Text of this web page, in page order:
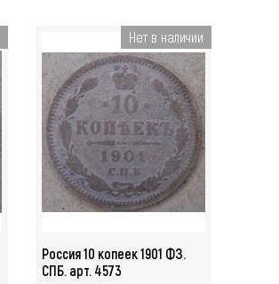
Нет в наличии
Россия 10 копеек 1901 ФЗ.
СПБ. арт. 4573